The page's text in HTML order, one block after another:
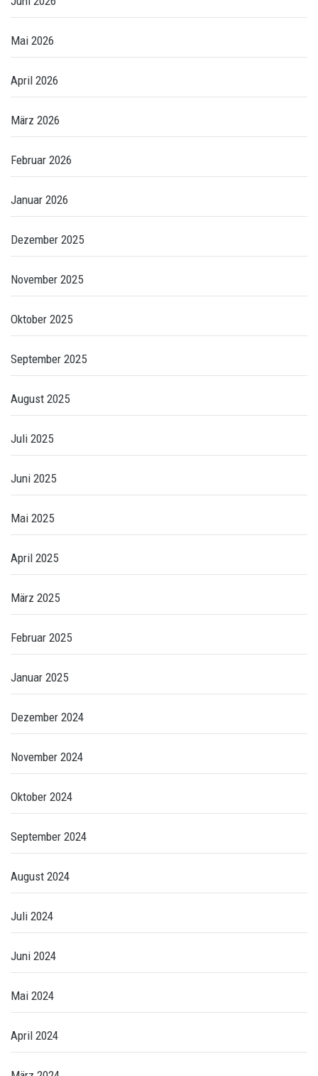
Mai 2026
April 2026
März 2026
Februar 2026
Januar 2026
Dezember 2025
November 2025
Oktober 2025
September 2025
August 2025
Juli 2025
Juni 2025
Mai 2025
April 2025
März 2025
Februar 2025
Januar 2025
Dezember 2024
November 2024
Oktober 2024
September 2024
August 2024
Juli 2024
Juni 2024
Mai 2024
April 2024